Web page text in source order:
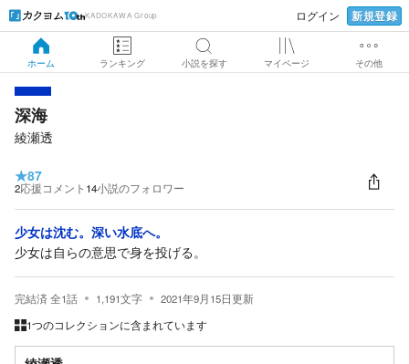
KADOKAWA Group ログイン 新規登録
ホーム ランキング 小説を探す マイページ その他
深海
綾瀬透
★87
2応援コメント 14小説のフォロワー
少女は沈む。深い水底へ。
少女は自らの意思で身を投げる。
完結済全1話 1,191文字 2021年9月15日更新
1つのコレクションに含まれています